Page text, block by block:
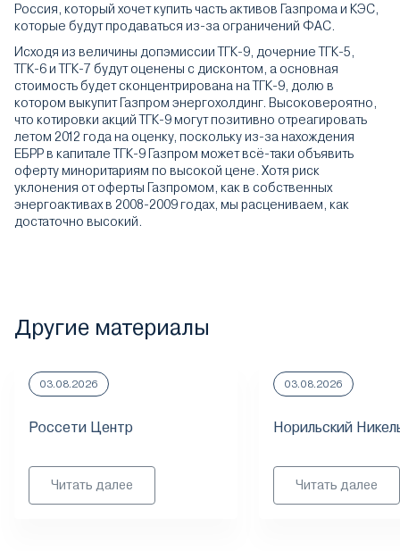
Россия, который хочет купить часть активов Газпрома и КЭС,
которые будут продаваться из-за ограничений ФАС.
Исходя из величины допэмиссии ТГК-9, дочерние ТГК-5,
ТГК-6 и ТГК-7 будут оценены с дисконтом, а основная
стоимость будет сконцентрирована на ТГК-9, долю в
котором выкупит Газпром энергохолдинг. Высоковероятно,
что котировки акций ТГК-9 могут позитивно отреагировать
летом 2012 года на оценку, поскольку из-за нахождения
ЕБРР в капитале ТГК-9 Газпром может всё-таки объявить
оферту миноритариям по высокой цене. Хотя риск
уклонения от оферты Газпромом, как в собственных
энергоактивах в 2008-2009 годах, мы расцениваем, как
достаточно высокий.
Другие материалы
03.08.2026
Россети Центр
Читать далее
03.08.2026
Норильский
Читать далее